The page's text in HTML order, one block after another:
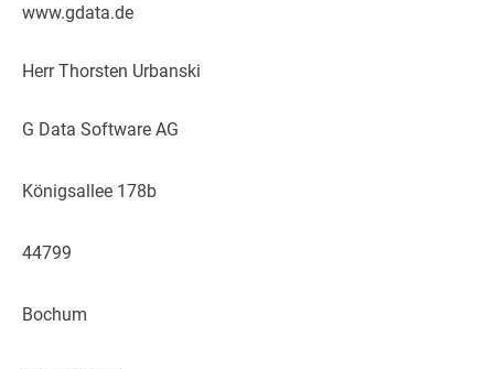
www.gdata.de
Herr Thorsten Urbanski
G Data Software AG
Königsallee 178b
44799
Bochum